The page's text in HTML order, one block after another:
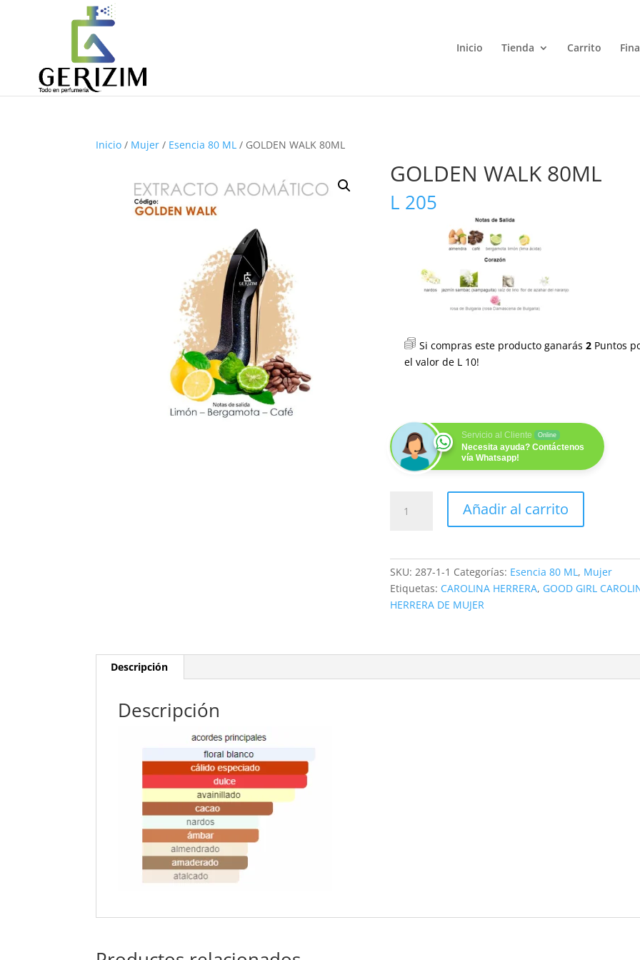
Inicio Tienda Carrito
Inicio / Mujer / Esencia 80 ML / GOLDEN WALK 80ML
GOLDEN WALK 80ML
L 205
Si compras este producto ganarás2 Puntos
el valor de L 10!
Servicio al Cliente Online
Necesita ayuda? Contáctenos
vía Whatsapp!
WALK
Añadir al carrito
SKU:287-1-1 Categorías: Esencia 80 ML, Mujer
Etiquetas: CAROLINA HERRERA, GOOD GIRL
HERRERA DE MUJER
Descripción
Descripción